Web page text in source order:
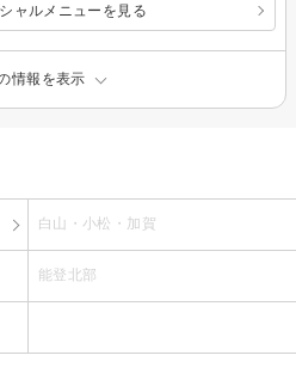
ャルメニューを見る
情報を表示
白山・小松・加賀
能登北部